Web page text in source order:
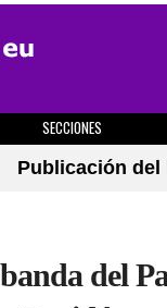
SECCIONES
Publicación
del